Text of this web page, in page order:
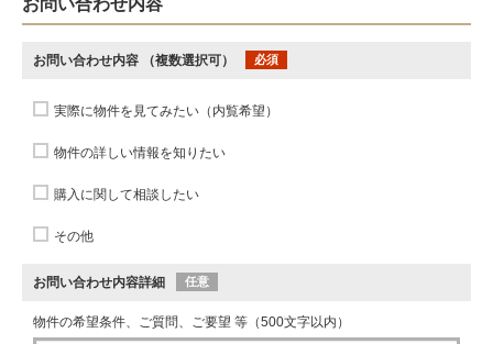
お問い合わせ内容 （複数選択可） 必須
実際に物件を見てみたい（内覧希望）
物件の詳しい情報を知りたい
購入に関して相談したい
その他
お問い合わせ内容詳細 任意
物件の希望条件、ご質問、ご要望 等（500文字以内）